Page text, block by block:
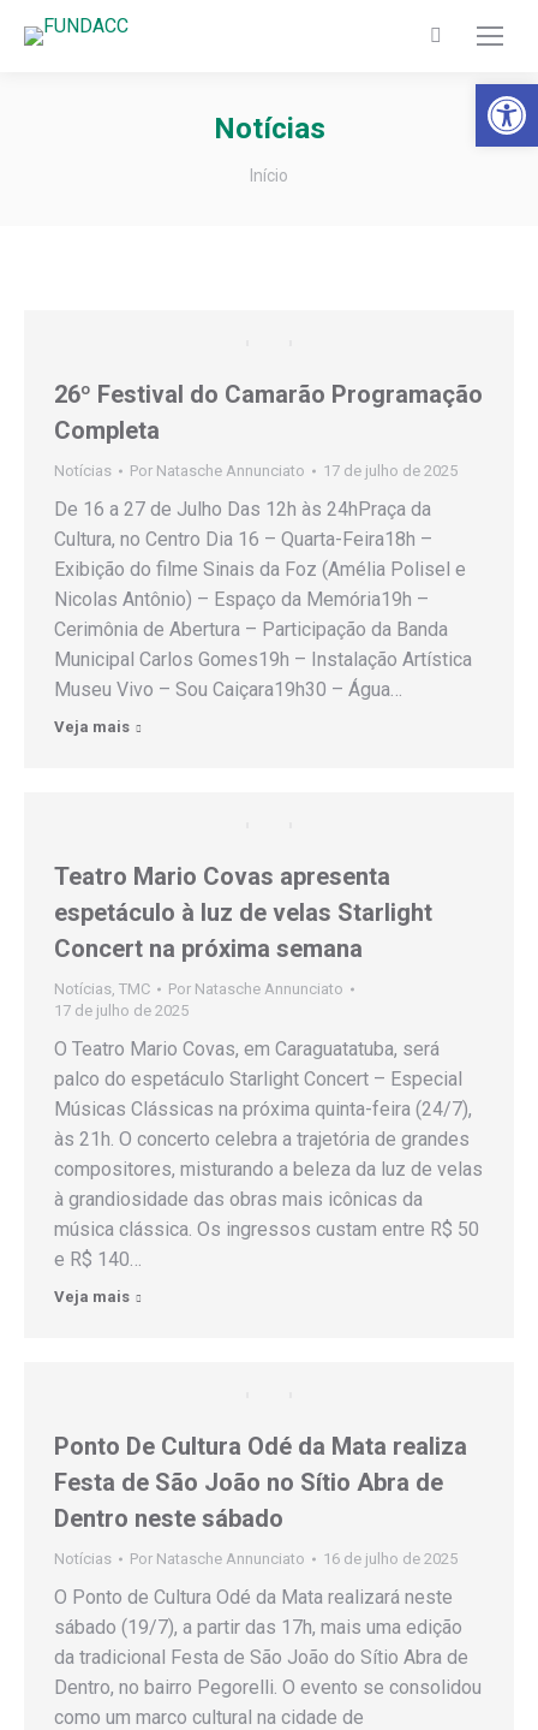
Barra de
Search:
Notícias
Você está aqui:
Início
26º Festival do Camarão Programação
Completa
Notícias Por Natasche Annunciato 17 de julho de 2025
De 16 a 27 de Julho Das 12h às 24hPraça da
Cultura, no Centro Dia 16 – Quarta-Feira18h –
Exibição do filme Sinais da Foz (Amélia Polisel e
Nicolas Antônio) – Espaço da Memória19h –
Cerimônia de Abertura – Participação da Banda
Municipal Carlos Gomes19h – Instalação Artística
Museu Vivo – Sou Caiçara19h30 – Água…
Veja mais
Teatro Mario Covas apresenta
espetáculo à luz de velas Starlight
Concert na próxima semana
Notícias, TMC Por Natasche Annunciato
17 de julho de 2025
O Teatro Mario Covas, em Caraguatatuba, será
palco do espetáculo Starlight Concert – Especial
Músicas Clássicas na próxima quinta-feira (24/7),
às 21h. O concerto celebra a trajetória de grandes
compositores, misturando a beleza da luz de velas
à grandiosidade das obras mais icônicas da
música clássica. Os ingressos custam entre R$ 50
e R$ 140…
Veja mais
Ponto De Cultura Odé da Mata realiza
Festa de São João no Sítio Abra de
Dentro neste sábado
Notícias Por Natasche Annunciato 16 de julho de 2025
O Ponto de Cultura Odé da Mata realizará neste
sábado (19/7), a partir das 17h, mais uma edição
da tradicional Festa de São João do Sítio Abra de
Dentro, no bairro Pegorelli. O evento se consolidou
como um marco cultural na cidade de